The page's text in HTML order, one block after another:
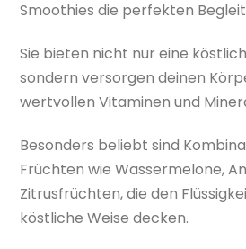
Smoothies die perfekten
Sie bieten nicht nur eine
sondern versorgen deinen
wertvollen Vitaminen und
Besonders beliebt sind
Früchten wie Wassermelone,
Zitrusfrüchten, die den
köstliche Weise decken.